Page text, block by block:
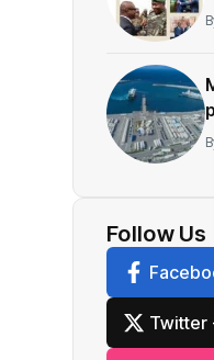
Follow Us
Twitter